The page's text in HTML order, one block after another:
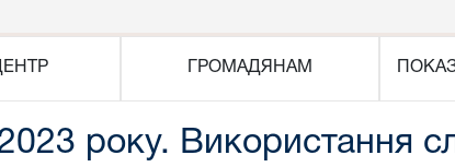
ГРОМАДЯНАМ
року. Використання